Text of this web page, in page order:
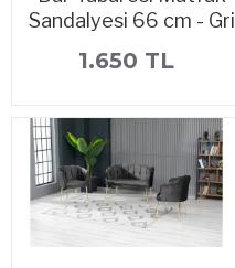
Sandalyesi 66 cm - Gri
1.650 TL